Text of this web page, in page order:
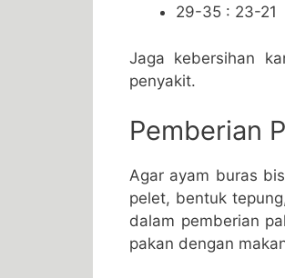
29-35 : 23-21
Jaga kebersihan
penyakit.
Pemberian
Agar ayam buras
pelet, bentuk
dalam pemberian
pakan dengan